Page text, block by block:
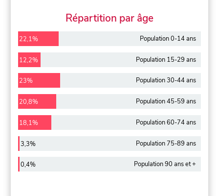
Répartition par âge
22,1% Population 0-14 ans
12,2% Population 15-29 ans
23% Population 30-44 ans
20,8% Population 45-59 ans
18,1% Population 60-74 ans
3,3% Population 75-89 ans
0,4% Population 90 ans et +